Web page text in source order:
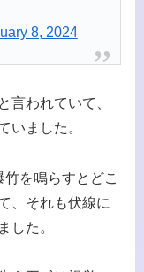
8, 2024
言われていて、
いました。
を鳴らすとどこ
、それも伏線に
した。